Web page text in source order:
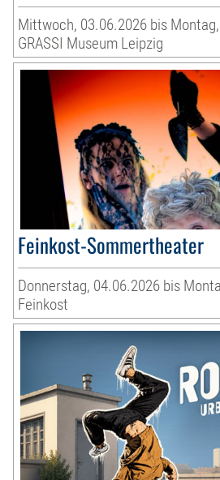
Mittwoch, 03.06.2026 bis
GRASSI Museum Leipzig
Feinkost-Sommertheater
Donnerstag, 04.06.2026 bis
Feinkost